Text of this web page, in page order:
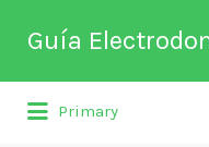
Guía
Directorio de
Buscar
por:
Primary
por: